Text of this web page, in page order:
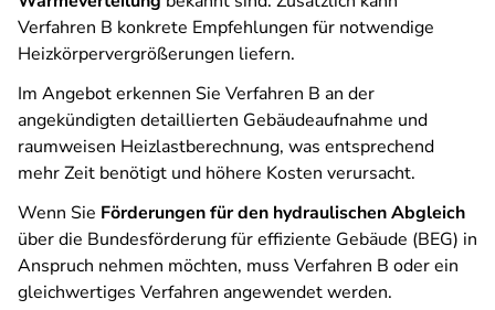
Verfahren B konkrete Empfehlungen für notwendige
Heizkörpervergrößerungen liefern.
Im Angebot erkennen Sie Verfahren B an der
angekündigten detaillierten Gebäudeaufnahme und
raumweisen Heizlastberechnung, was entsprechend
mehr Zeit benötigt und höhere Kosten verursacht.
Wenn Sie Förderungen für den hydraulischen Abgleich
über die Bundesförderung für effiziente Gebäude (BEG) in
Anspruch nehmen möchten, muss Verfahren B oder ein
gleichwertiges Verfahren angewendet werden.